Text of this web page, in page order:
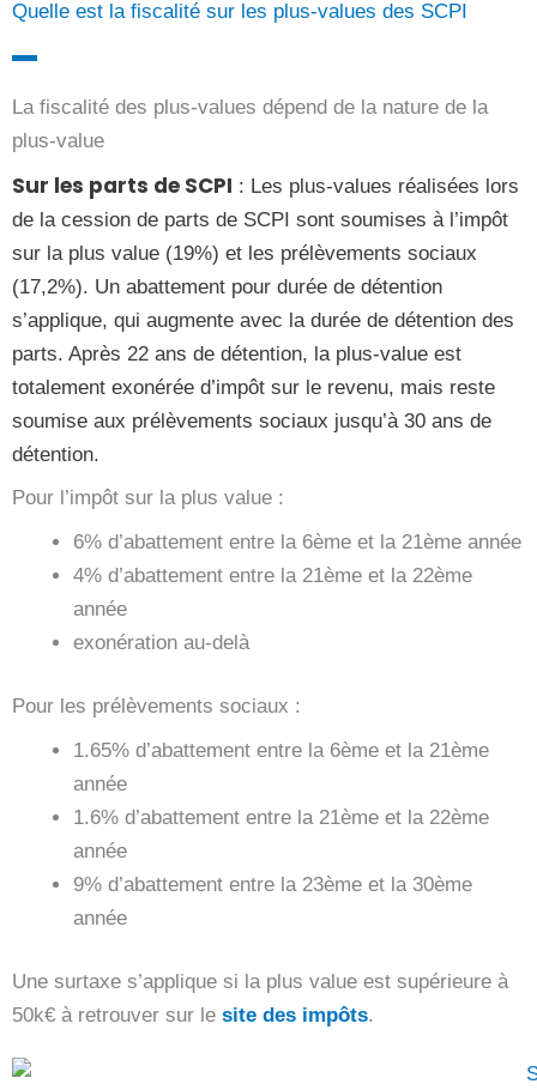
Quelle est la fiscalité sur les plus-values des SCPI
La fiscalité des plus-values dépend de la nature de la
plus-value
Sur les parts de SCPI : Les plus-values réalisées lors
de la cession de parts de SCPI sont soumises à l’impôt
sur la plus value (19%) et les prélèvements sociaux
(17,2%). Un abattement pour durée de détention
s’applique, qui augmente avec la durée de détention des
parts. Après 22 ans de détention, la plus-value est
totalement exonérée d’impôt sur le revenu, mais reste
soumise aux prélèvements sociaux jusqu’à 30 ans de
détention.
Pour l’impôt sur la plus value :
6% d’abattement entre la 6ème et la 21ème année
4% d’abattement entre la 21ème et la 22ème
année
exonération au-delà
Pour les prélèvements sociaux :
1.65% d’abattement entre la 6ème et la 21ème
année
1.6% d’abattement entre la 21ème et la 22ème
année
9% d’abattement entre la 23ème et la 30ème
année
Une surtaxe s’applique si la plus value est supérieure à
50k€ à retrouver sur le site des impôts.